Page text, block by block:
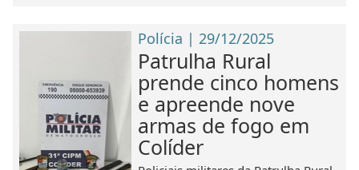
Polícia | 29/12/2025
Patrulha Rural
prende cinco homens
e apreende nove
armas de fogo em
Colíder